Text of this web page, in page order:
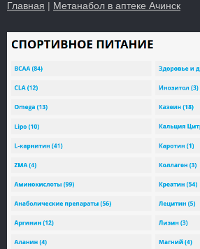
Главная | Метанабол в аптеке Ачинск